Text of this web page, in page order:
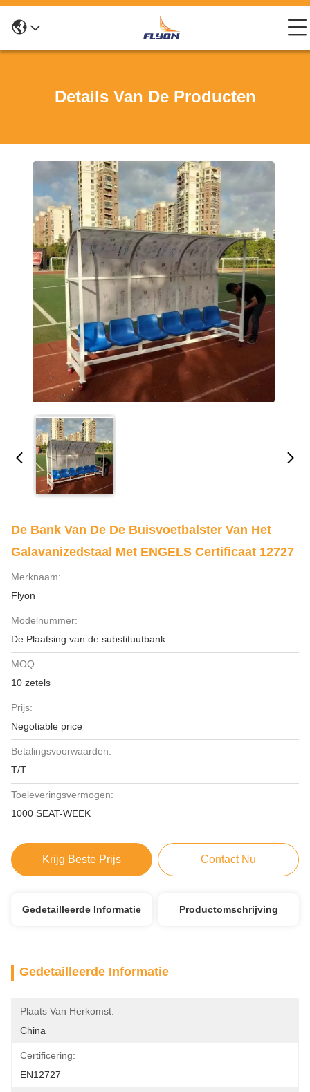
Details Van De Producten
De Bank Van De De Buisvoetbalster Van Het
Galavanizedstaal Met ENGELS Certificaat 12727
Merknaam:
Flyon
Modelnummer:
De Plaatsing van de substituutbank
MOQ:
10 zetels
Prijs:
Negotiable price
Betalingsvoorwaarden:
T/T
Toeleveringsvermogen:
1000 SEAT-WEEK
Krijg Beste Prijs Contact Nu
Gedetailleerde Informatie Productomschrijving
Gedetailleerde Informatie
Plaats Van Herkomst:
China
Certificering:
EN12727